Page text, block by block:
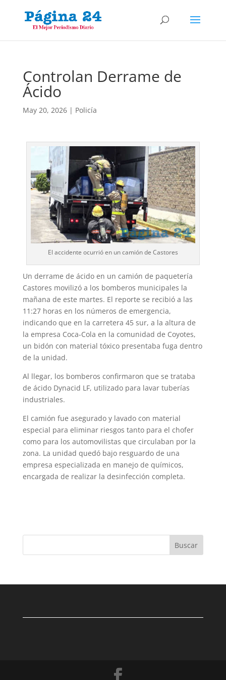
Controlan Derrame de
Ácido
May 20, 2026| Policía
El accidente ocurrió en un camión de Castores
Un derrame de ácido en un camión de paquetería
Castores movilizó a los bomberos municipales la
mañana de este martes. El reporte se recibió a las
11:27 horas en los números de emergencia,
indicando que en la carretera 45 sur, a la altura de
la empresa Coca-Cola en la comunidad de Coyotes,
un bidón con material tóxico presentaba fuga dentro
de la unidad.
Al llegar, los bomberos confirmaron que se trataba
de ácido Dynacid LF, utilizado para lavar tuberías
industriales.
El camión fue asegurado y lavado con material
especial para eliminar riesgos tanto para el chofer
como para los automovilistas que circulaban por la
zona. La unidad quedó bajo resguardo de una
empresa especializada en manejo de químicos,
encargada de realizar la desinfección completa.
Buscar